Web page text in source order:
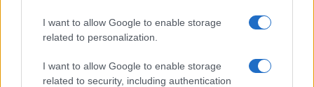
I want to allow Google to enable storage
related to personalization.
I want to allow Google to enable storage
related to security, including authentication
Σε σχέση με την παρουσία της Φράουκε Πέτρι
αρχηγός τους Χάιντς-Κρίστιαν Στράχε είχε